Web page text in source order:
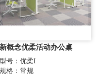
新概念优柔活动办公桌
型号：优柔I
规格：常规